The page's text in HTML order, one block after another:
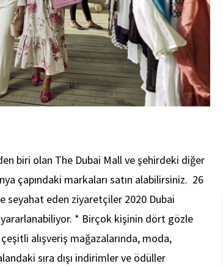
biri olan The Dubai Mall ve şehirdeki diğer
çapındaki markaları satın alabilirsiniz. 26
seyahat eden ziyaretçiler 2020 Dubai
* Birçok kişinin dört gözle
alışveriş mağazalarında, moda,
sıra dışı indirimler ve ödüller